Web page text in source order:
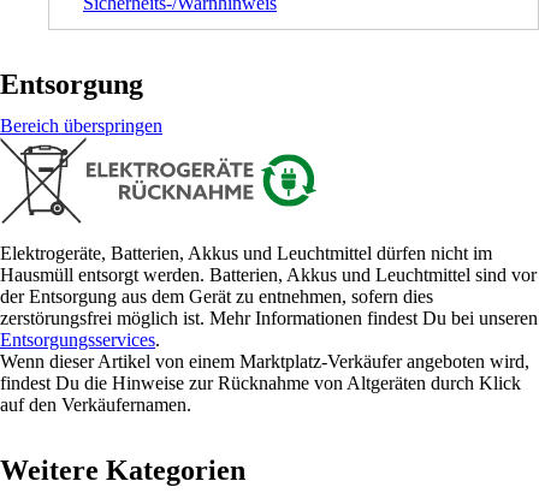
Entsorgung
Bereich überspringen
Elektrogeräte, Batterien, Akkus und Leuchtmittel dürfen nicht im
Hausmüll entsorgt werden. Batterien, Akkus und Leuchtmittel sind vor
der Entsorgung aus dem Gerät zu entnehmen, sofern dies
zerstörungsfrei möglich ist. Mehr Informationen findest Du bei unseren
Entsorgungsservices.
Wenn dieser Artikel von einem Marktplatz-Verkäufer angeboten wird,
findest Du die Hinweise zur Rücknahme von Altgeräten durch Klick
auf den Verkäufernamen.
Weitere Kategorien